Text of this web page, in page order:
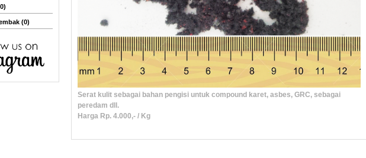
(0)
Serat kulit sebagai bahan pengisi untuk compound karet, asbes, GRC, sebagai
peredam dll.
Harga Rp. 4.000,- / Kg